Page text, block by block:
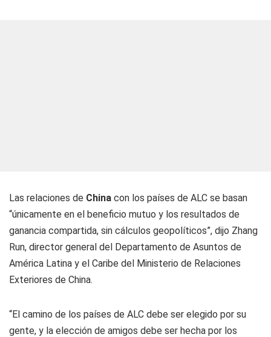
Las relaciones de China con los países de ALC se basan
“únicamente en el beneficio mutuo y los resultados de
ganancia compartida, sin cálculos geopolíticos”, dijo Zhang
Run, director general del Departamento de Asuntos de
América Latina y el Caribe del Ministerio de Relaciones
Exteriores de China.
“El camino de los países de ALC debe ser elegido por su
gente, y la elección de amigos debe ser hecha por los